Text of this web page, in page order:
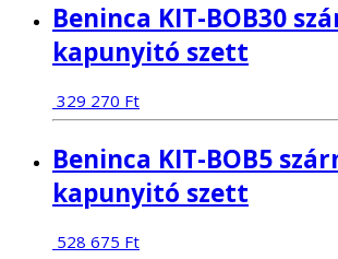
Beninca KIT-BOB30
kapunyitó szett
329 270 Ft
Beninca KIT-BOB5
kapunyitó szett
528 675 Ft